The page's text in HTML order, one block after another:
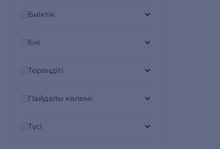
Биіктік
Ені
Тереңдігі
Пайдалы көлемі
Түсі